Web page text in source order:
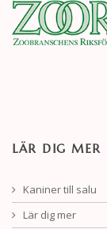
LÄR DIG MER
Kaniner till salu
Lär dig mer